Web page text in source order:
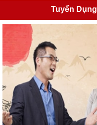
Tuyển Dụng